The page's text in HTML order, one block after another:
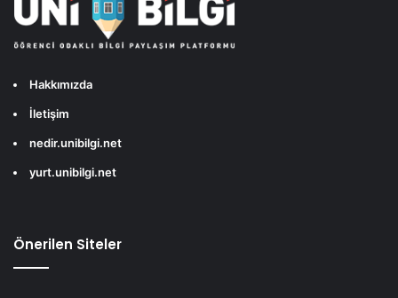
Hakkımızda
İletişim
nedir.unibilgi.net
yurt.unibilgi.net
Önerilen Siteler